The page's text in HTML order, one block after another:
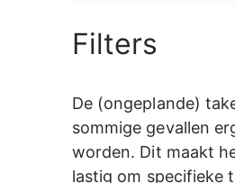
Filters
De (ongeplande)
sommige gevallen
worden. Dit maakt
lastig om specifieke